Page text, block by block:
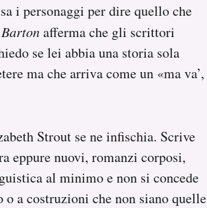
i personaggi per dire quello che
afferma che gli scrittori
se lei abbia una storia sola
ma che arriva come un «ma va’,
Strout se ne infischia. Scrive
eppure nuovi, romanzi corposi,
al minimo e non si concede
a costruzioni che non siano quelle